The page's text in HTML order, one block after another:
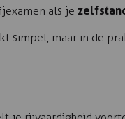
als je
simpel, maar in de